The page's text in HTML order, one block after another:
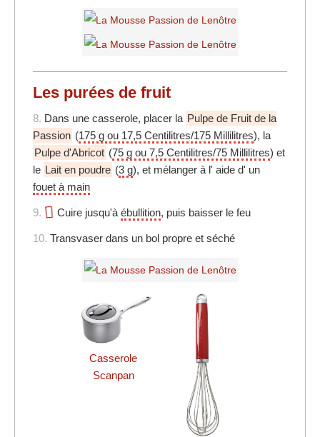
Les purées de fruit
8. Dans une casserole, placer la Pulpe de Fruit de la
Passion (175 g ou 17,5 Centilitres/175 Millilitres), la
Pulpe d'Abricot (75 g ou 7,5 Centilitres/75 Millilitres) et
le Lait en poudre (3 g), et mélanger à l' aide d' un
fouet à main
9. Cuire jusqu'à ébullition, puis baisser le feu
10. Transvaser dans un bol propre et séché
Casserole
Scanpan